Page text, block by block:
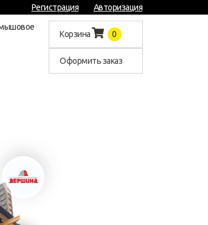
Регистрация Авторизация
Корзина 0
Оформить заказ